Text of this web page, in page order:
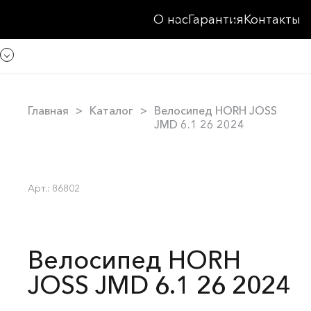
О насГарантияКонтакты
Главная Каталог
Велосипед HORH JOSS
JMD 6.1 26 2024
Арт.: 86802
Велосипед HORH
JOSS JMD 6.1 26 2024